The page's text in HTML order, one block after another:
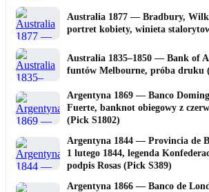
Australia 1877 — Bradbury,
portret kobiety, winieta
Australia 1835–1850 — Bank of
funtów Melbourne, próba druku
Argentyna 1869 — Banco
Fuerte, banknot obiegowy z
(Pick S1802)
Argentyna 1844 — Provincia de
1 lutego 1844, legenda
podpis Rosas (Pick S389)
Argentyna 1866 — Banco de